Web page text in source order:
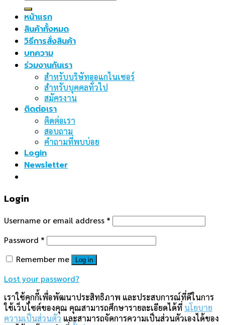
หน้าแรก
สินค้าทั้งหมด
วิธีการสั่งสินค้า
บทความ
ร่วมงานกันเรา
สำหรับบริษัทออแกไนเซอร์
สำหรับบุคคลทั่วไป
สมัครงาน
ติดต่อเรา
ติดต่อเรา
สอบถาม
คำถามที่พบบ่อย
Login
Newsletter
Login
Username or email address *
Password *
Remember me
Log in
Lost your password?
เราใช้คุกกี้เพื่อพัฒนาประสิทธิภาพ และประสบการณ์ที่ดีในการ
ใช้เว็บไซต์ของคุณ คุณสามารถศึกษารายละเอียดได้ที่ นโยบาย
ความเป็นส่วนตัว และสามารถจัดการความเป็นส่วนตัวเองได้ของ